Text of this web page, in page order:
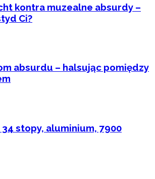
kontra muzealne absurdy –
Ci?
absurdu – halsując pomiędzy
stopy, aluminium, 7900